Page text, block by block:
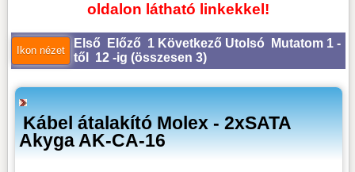
oldalon látható linkekkel!
Első Előző 1 Következő Utolsó Mutatom 1 -
től 12 -ig (összesen 3)
Kábel átalakító Molex - 2xSATA
Akyga AK-CA-16